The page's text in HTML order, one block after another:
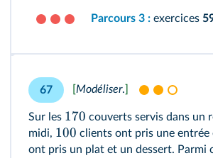
Parcours 3 : exercices
67 Modéliser.
Sur les 170 couverts servis dans un
midi, 100 clients ont pris une entrée
ont pris un plat et un dessert. Parmi